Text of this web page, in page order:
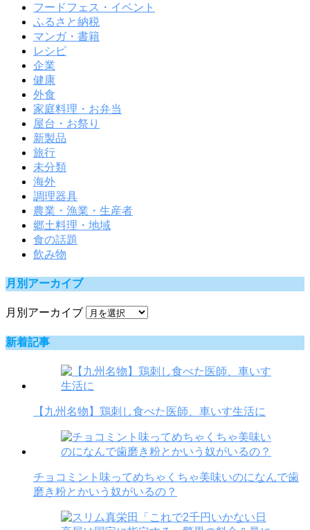
フードフェス・イベント
ふるさと納税
マンガ・書籍
レシピ
企業
健康
外食
家庭料理・お弁当
屋台・お祭り
新製品
旅行
未分類
海外
調理器具
農業・漁業・生産者
郷土料理・地域
食の話題
飲み物
月別アーカイブ
月別アーカイブ
新着記事
【九州名物】鶏刺し食べた医師、車いす生活に
チョコミント味ってめちゃくちゃ美味いのになんで歯
磨き粉とかいう奴がいるの？